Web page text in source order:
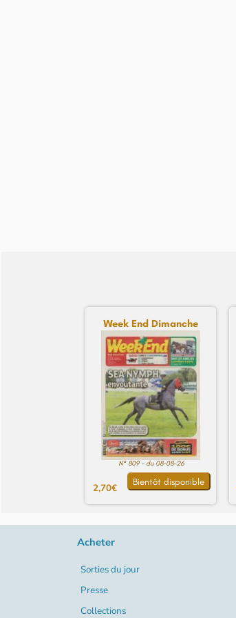
Week End Dimanche
N° 809 - du 08-08-26
2,70€
Bientôt disponible
Acheter
Sorties du jour
Presse
Collections